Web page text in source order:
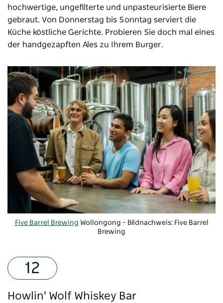
hochwertige, ungefilterte und unpasteurisierte Biere
gebraut. Von Donnerstag bis Sonntag serviert die
Küche köstliche Gerichte. Probieren Sie doch mal eines
der handgezapften Ales zu Ihrem Burger.
Five Barrel Brewing Wollongong – Bildnachweis: Five Barrel
Brewing
Howlin' Wolf Whiskey Bar